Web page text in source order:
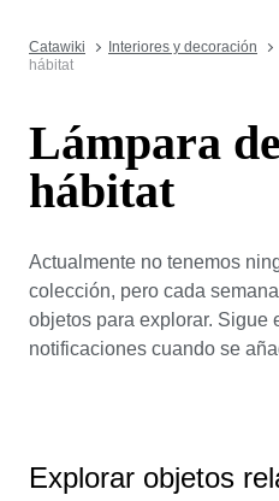
Catawiki Interiores y decoración
hábitat
Lámpara
hábitat
Actualmente no tenemos
colección, pero cada
objetos para explorar. Sigue
notificaciones cuando se
Explorar objetos